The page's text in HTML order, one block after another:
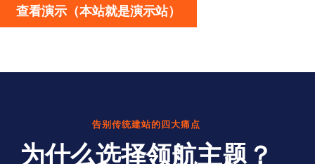
查看演示（本站就是演示站）
告别传统建站的四大痛点
为什么选择领航主题？